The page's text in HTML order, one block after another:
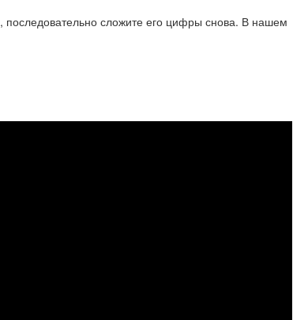
последовательно сложите его цифры снова. В нашем